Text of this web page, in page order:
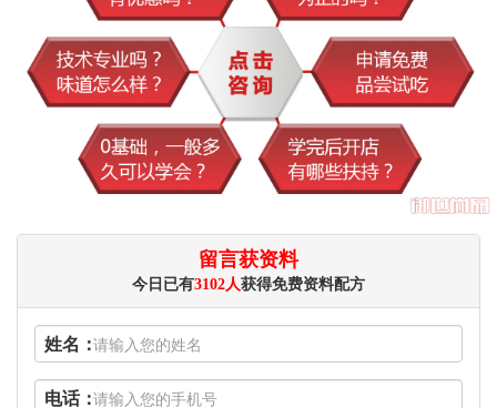
留言获资料
今日已有3102人获得免费资料配方
姓名：
电话：